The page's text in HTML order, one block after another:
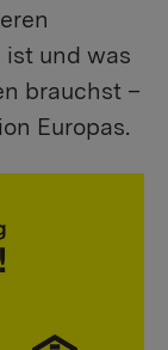
und was
brauchst –
Europas.